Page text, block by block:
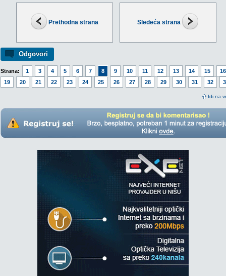
Prethodna strana Sledeća strana
Odgovori
Strana: 1 3 4 5 6 7 8 9 10 11 12 13 14 15
16
19
20 21 22 23 24 25 26 27 28 29 30 31 32
Idi na